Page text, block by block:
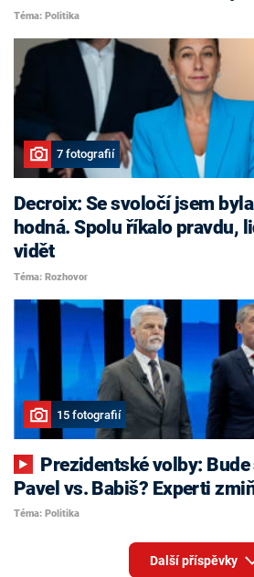
Téma: Politika
7 fotografií
Decroix: Se svoločí jsem
hodná. Spolu říkalo pravdu,
vidět
Téma: Rozhovor
15 fotografií
Pavel vs. Babiš? Experti
Téma: Politika
Další příspěvky